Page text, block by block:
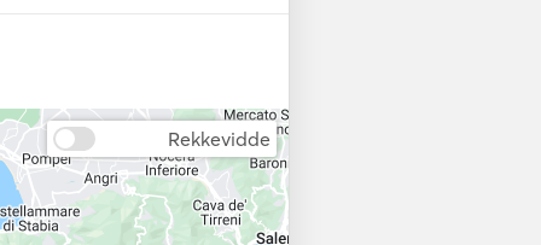
VHF
Fish Finder
Sail around the island,
and the enchanting Blue
coves for a swim in the
spacious outdoor seating
in the views. The interior is
Rekkevidde